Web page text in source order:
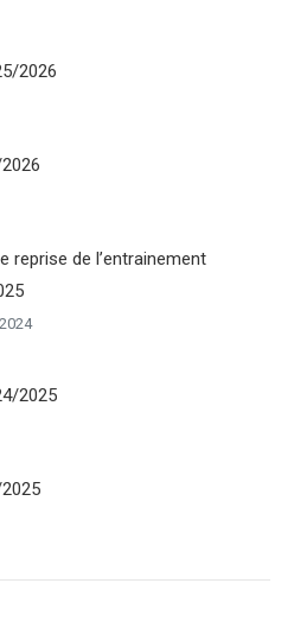
2026
reprise de l’entrainement
2025